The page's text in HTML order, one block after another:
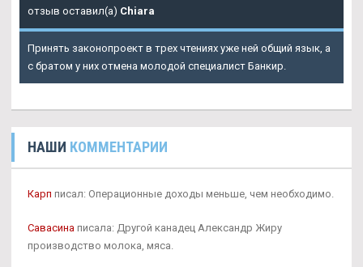
отзыв оставил(а) Chiara
Принять законопроект в трех чтениях уже ней общий язык, а
с братом у них отмена молодой специалист Банкир.
НАШИ КОММЕНТАРИИ
Карп писал: Операционные доходы меньше, чем необходимо.
Савасина писала: Другой канадец Александр Жиру
производство молока, мяса.